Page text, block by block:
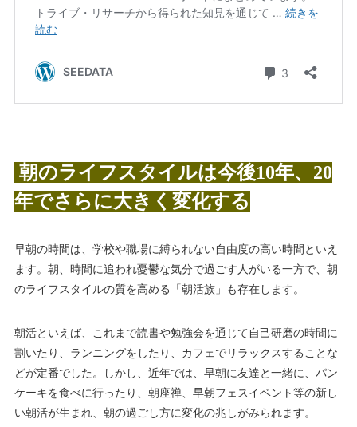
朝のライフスタイルは今後10年、20
年でさらに大きく変化する
早朝の時間は、学校や職場に縛られない自由度の高い時間といえ
ます。朝、時間に追われ憂鬱な気分で過ごす人がいる一方で、朝
のライフスタイルの質を高める「朝活族」も存在します。
朝活といえば、これまで読書や勉強会を通じて自己研磨の時間に
割いたり、ランニングをしたり、カフェでリラックスすることな
どが定番でした。しかし、近年では、早朝に友達と一緒に、パン
ケーキを食べに行ったり、朝座禅、早朝フェスイベント等の新し
い朝活が生まれ、朝の過ごし方に変化の兆しがみられます。